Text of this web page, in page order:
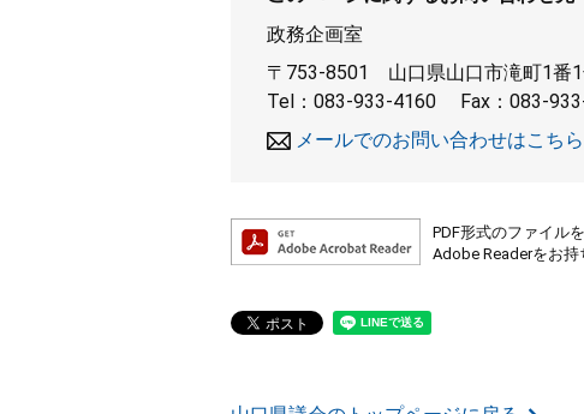
政務企画室
〒753-8501
山口県山口市滝町1番
Tel：083-933-4160
Fax：083-
メールでのお問い合わせはこちら
PDF形式のファイル
Adobe Readerをお